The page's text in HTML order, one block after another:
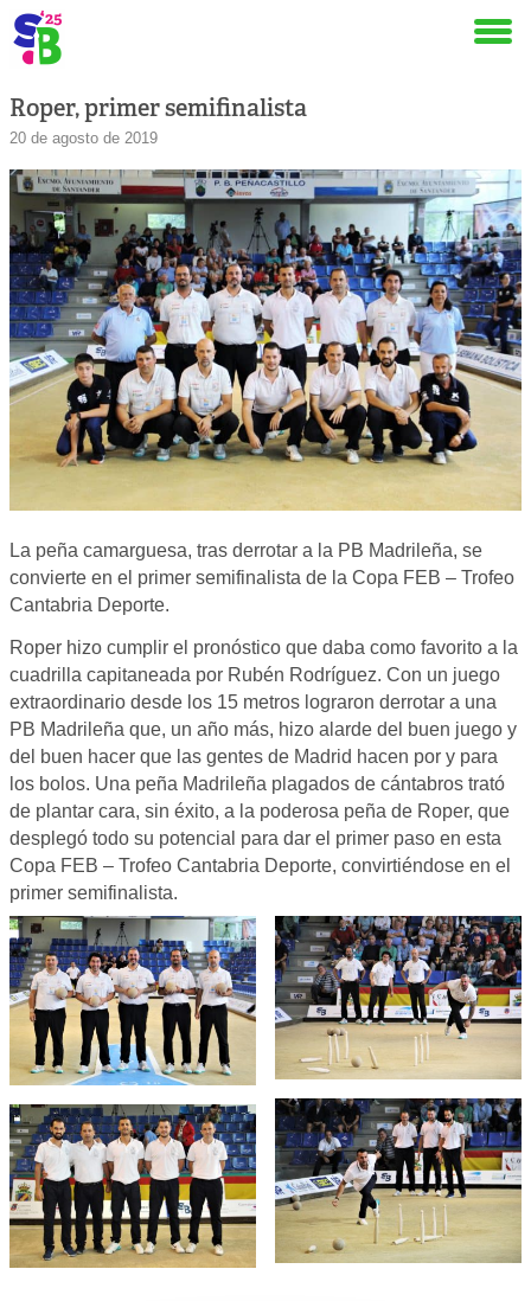
Roper, primer semifinalista
20 de agosto de 2019
La peña camarguesa, tras derrotar a la PB Madrileña, se
convierte en el primer semifinalista de la Copa FEB – Trofeo
Cantabria Deporte.
Roper hizo cumplir el pronóstico que daba como favorito a la
cuadrilla capitaneada por Rubén Rodríguez. Con un juego
extraordinario desde los 15 metros lograron derrotar a una
PB Madrileña que, un año más, hizo alarde del buen juego y
del buen hacer que las gentes de Madrid hacen por y para
los bolos. Una peña Madrileña plagados de cántabros trató
de plantar cara, sin éxito, a la poderosa peña de Roper, que
desplegó todo su potencial para dar el primer paso en esta
Copa FEB – Trofeo Cantabria Deporte, convirtiéndose en el
primer semifinalista.